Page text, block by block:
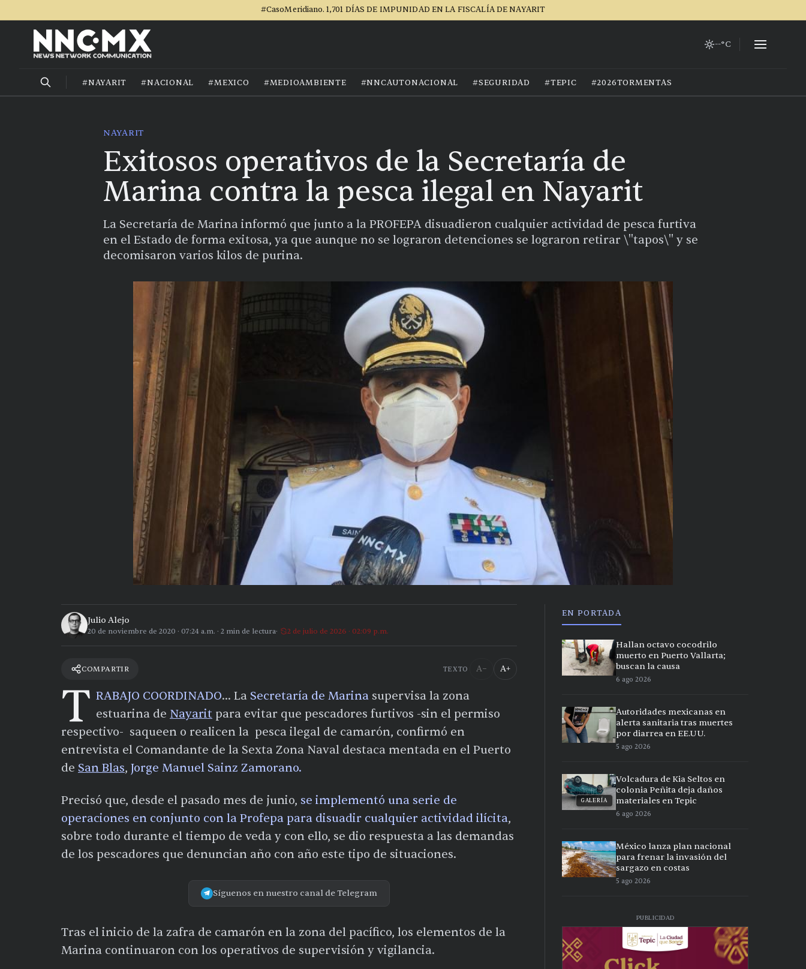
#CasoMeridiano. 1,701 DÍAS DE IMPUNIDAD EN LA FISCALÍA DE NAYARIT
--°C
#NAYARIT #NACIONAL #MEXICO #MEDIOAMBIENTE #NNCAUTONACIONAL #SEGURIDAD #TEPIC #2026TORMENTAS
NAYARIT
Exitosos operativos de la Secretaría de
Marina contra la pesca ilegal en Nayarit
La Secretaría de Marina informó que junto a la PROFEPA disuadieron cualquier actividad de pesca furtiva
en el Estado de forma exitosa, ya que aunque no se lograron detenciones se lograron retirar \"tapos\" y se
decomisaron varios kilos de purina.
Julio Alejo
20 de noviembre de 2020 · 07:24 a.m. · 2 min de lectura 2 de julio de 2026 · 02:09 p.m.
COMPARTIR TEXTO A− A+
T RABAJO COORDINADO… La Secretaría de Marina supervisa la zona
estuarina de Nayarit para evitar que pescadores furtivos -sin el permiso
respectivo- saqueen o realicen la pesca ilegal de camarón, confirmó en
entrevista el Comandante de la Sexta Zona Naval destaca mentada en el Puerto
de San Blas, Jorge Manuel Sainz Zamorano.
Precisó que, desde el pasado mes de junio, se implementó una serie de
operaciones en conjunto con la Profepa para disuadir cualquier actividad ilícita,
sobre todo durante el tiempo de veda y con ello, se dio respuesta a las demandas
de los pescadores que denuncian año con año este tipo de situaciones.
Síguenos en nuestro canal de Telegram
Tras el inicio de la zafra de camarón en la zona del pacífico, los elementos de la
Marina continuaron con los operativos de supervisión y vigilancia.
EN PORTADA
Hallan octavo cocodrilo
muerto en Puerto Vallarta;
buscan la causa
6 ago 2026
Autoridades mexicanas en
alerta sanitaria tras muertes
por diarrea en EE.UU.
5 ago 2026
GALERÍA
Volcadura de Kia Seltos en
colonia Peñita deja daños
materiales en Tepic
6 ago 2026
México lanza plan nacional
para frenar la invasión del
sargazo en costas
5 ago 2026
PUBLICIDAD